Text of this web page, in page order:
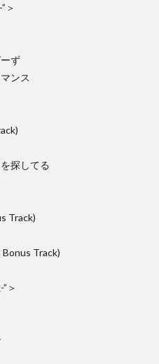
＞
ず
ンス
探してる
Track)
Track)
＞